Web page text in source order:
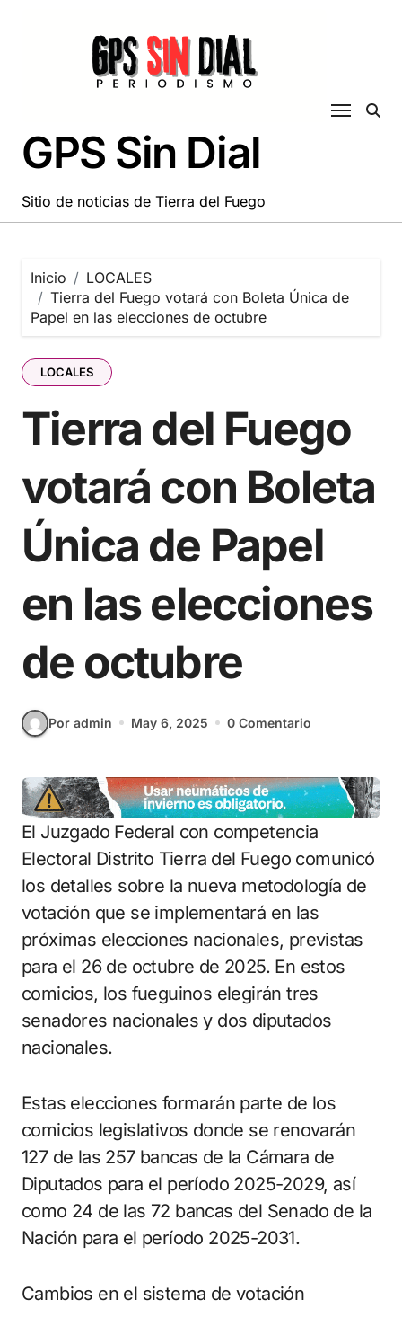
GPS Sin Dial
Sitio de noticias de Tierra del Fuego
Inicio
LOCALES
Tierra del Fuego votará con Boleta Única de
Papel en las elecciones de octubre
LOCALES
Tierra del Fuego
votará con Boleta
Única de Papel
en las elecciones
de octubre
Por admin May 6, 2025 0 Comentario
El Juzgado Federal con competencia
Electoral Distrito Tierra del Fuego comunicó
los detalles sobre la nueva metodología de
votación que se implementará en las
próximas elecciones nacionales, previstas
para el 26 de octubre de 2025. En estos
comicios, los fueguinos elegirán tres
senadores nacionales y dos diputados
nacionales.
Estas elecciones formarán parte de los
comicios legislativos donde se renovarán
127 de las 257 bancas de la Cámara de
Diputados para el período 2025-2029, así
como 24 de las 72 bancas del Senado de la
Nación para el período 2025-2031.
Cambios en el sistema de votación